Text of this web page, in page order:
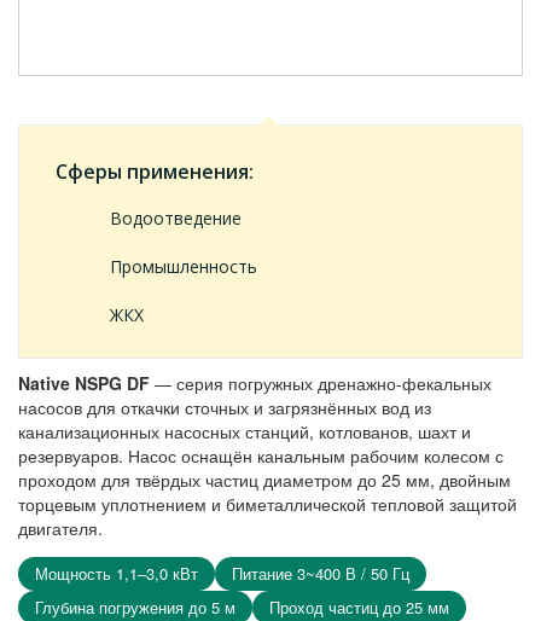
Сферы применения:
Водоотведение
Промышленность
ЖКХ
Native NSPG DF — серия погружных дренажно-фекальных
насосов для откачки сточных и загрязнённых вод из
канализационных насосных станций, котлованов, шахт и
резервуаров. Насос оснащён канальным рабочим колесом с
проходом для твёрдых частиц диаметром до 25 мм, двойным
торцевым уплотнением и биметаллической тепловой защитой
двигателя.
Мощность 1,1–3,0 кВт
Питание 3~400 В / 50 Гц
Глубина погружения до 5 м
Проход частиц до 25 мм